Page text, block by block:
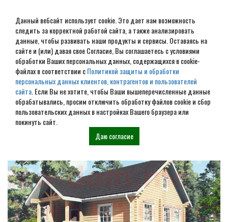
Данный вебсайт использует cookie. Это дает нам возможность
следить за корректной работой сайта, а также анализировать
данные, чтобы развивать наши продукты и сервисы. Оставаясь на
сайте и (или) давая свое Согласие, Вы соглашаетесь с условиями
обработки Ваших персональных данных, содержащихся в cookie-
файлах в соответствии сПолитикой защиты и обработки
персональных данных клиентов, контрагентов и пользователей
сайта . Если Вы не хотите, чтобы Ваши вышеперечисленные данные
обрабатывались, просим отключить обработку файлов cookie и сбор
пользовательских данных в настройках Вашего браузера или
покинуть сайт.
Даю согласие
Дом из бруса под ключ в
Мышкине
Наши проекты